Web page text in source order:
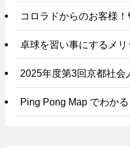
コロラドからのお客様
卓球を習い事にするメリ
2025年度第3回京都社会
Ping Pong Map でわか